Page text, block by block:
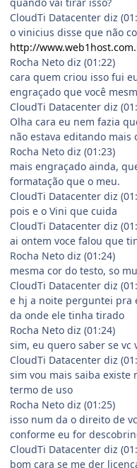
CloudTi Datacenter diz
o vinicius disse que não
http://
Rocha Neto diz (01:22)
cara quem criou isso fui
engraçado que você
CloudTi Datacenter diz
Olha cara eu nem fazia
não estava editando mais
Rocha Neto diz (01:23)
mais engraçado ainda,
formatação que o meu.
CloudTi Datacenter diz
pois e o Vini que cuida
CloudTi Datacenter diz
ai ontem voce falou que
Rocha Neto diz (01:24)
mesma cor do testo, so
CloudTi Datacenter diz
e hj a noite perguntei pra
da onde ele tinha tirado
Rocha Neto diz (01:24)
sim, eu quero saber se vc
CloudTi Datacenter diz
sim vou mais saiba existe
termo de uso
Rocha Neto diz (01:25)
isso num da o direito de
conforme eu for
CloudTi Datacenter diz
bom cara se me der